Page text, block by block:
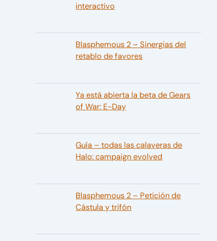
interactivo
Blasphemous 2 – Sinergias del
retablo de favores
Ya está abierta la beta de Gears
of War: E-Day
Guía – todas las calaveras de
Halo: campaign evolved
Blasphemous 2 – Petición de
Cástula y trifón